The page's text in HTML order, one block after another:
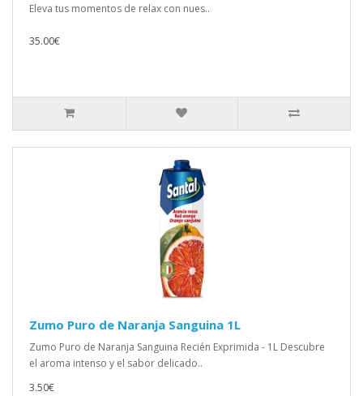
Eleva tus momentos de relax con nues..
35.00€
Zumo Puro de Naranja Sanguina 1L
Zumo Puro de Naranja Sanguina Recién Exprimida - 1L Descubre
el aroma intenso y el sabor delicado..
3.50€